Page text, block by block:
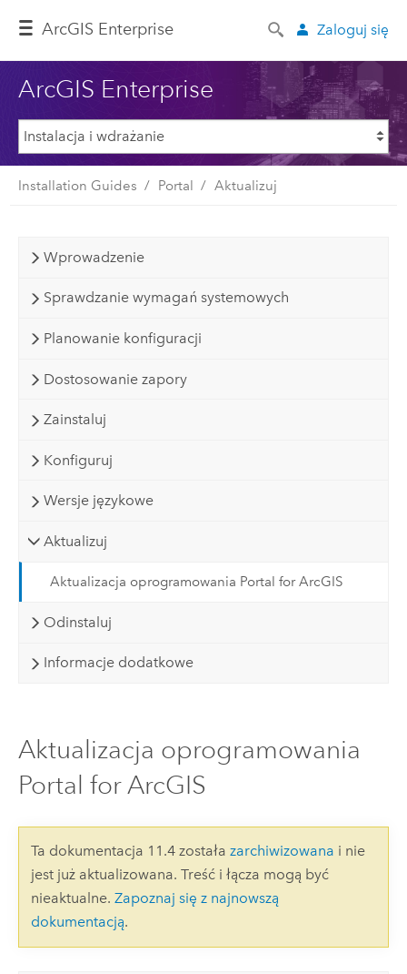
ArcGIS Enterprise Zaloguj się
ArcGIS Enterprise
Installation Guides Portal Aktualizuj
Wprowadzenie
Sprawdzanie wymagań systemowych
Planowanie konfiguracji
Dostosowanie zapory
Zainstaluj
Konfiguruj
Wersje językowe
Aktualizuj
Aktualizacja oprogramowania Portal for ArcGIS
Odinstaluj
Informacje dodatkowe
Aktualizacja oprogramowania
Portal for ArcGIS
Ta dokumentacja 11.4 została zarchiwizowana i nie
jest już aktualizowana. Treść i łącza mogą być
nieaktualne. Zapoznaj się z najnowszą
dokumentacją.